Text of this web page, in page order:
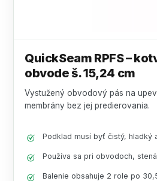
QuickSeam RPFS –
obvode š. 15,24 cm
Vystužený obvodový pás na
membrány bez jej predierovania.
Podklad musí byť čistý, hladký
Používa sa pri obvodoch,
Balenie obsahuje 2 role po